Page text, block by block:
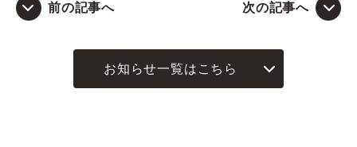
前の記事へ 次の記事へ
お知らせ一覧はこちら